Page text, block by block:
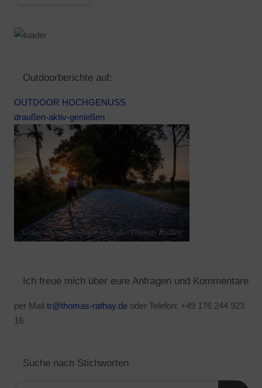
Outdoorberichte auf:
OUTDOOR HOCHGENUSS
draußen-aktiv-genießen
Ich freue mich über eure Anfragen und Kommentare
per Mail tr@thomas-rathay.deoder Telefon: +49 176 244 923
16
Suche nach Stichworten